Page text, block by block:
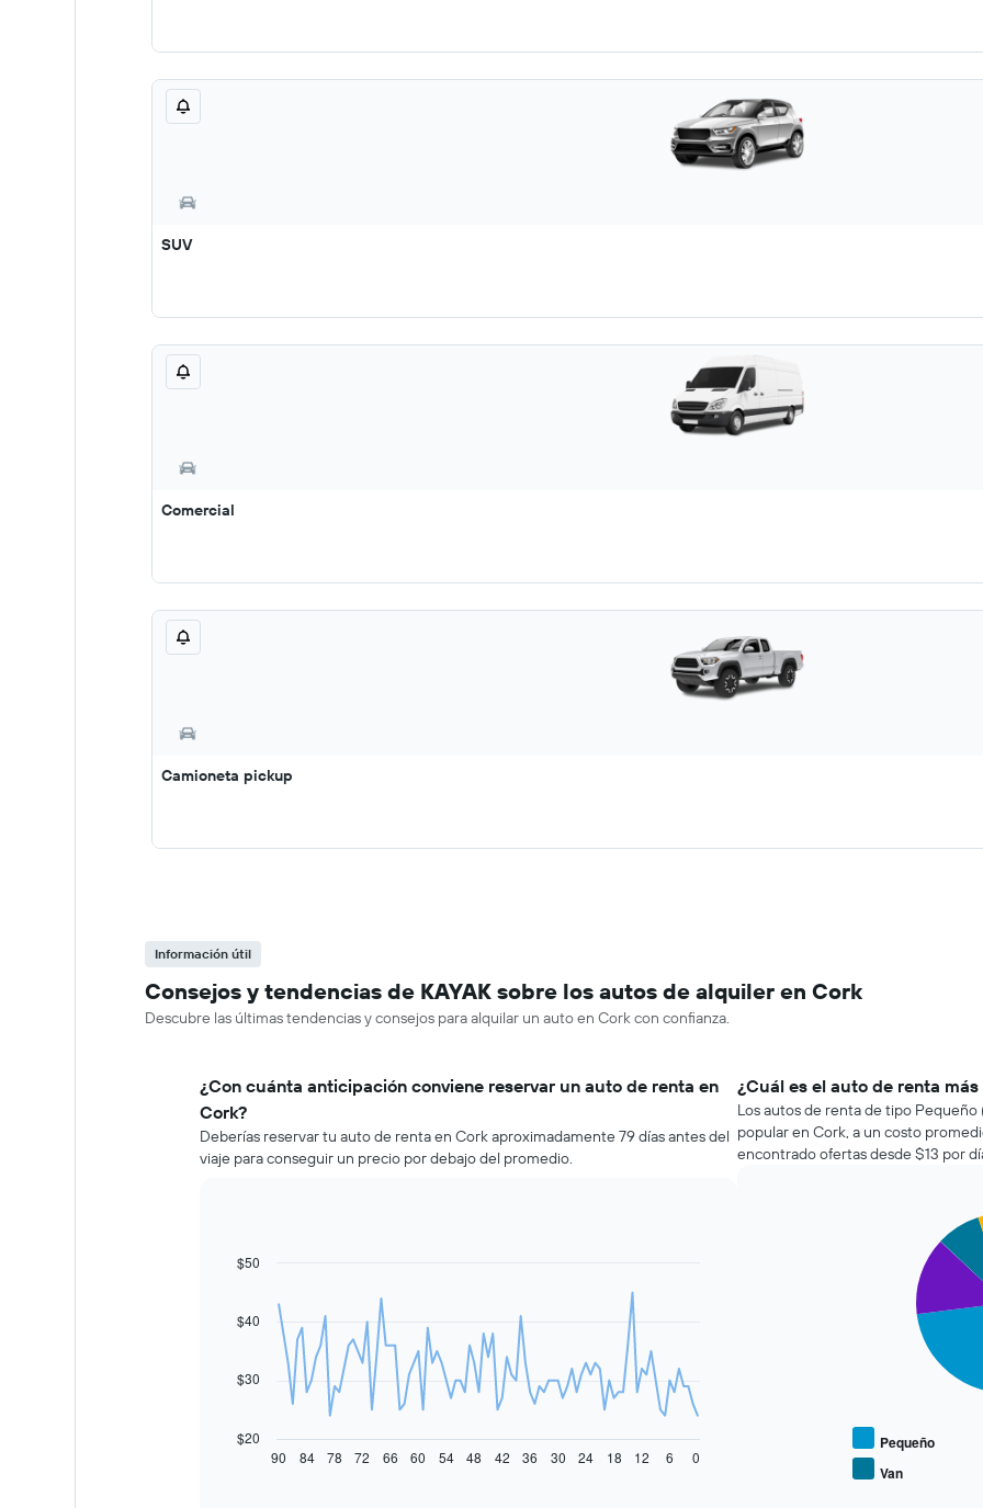
SUV
Comercial
Camioneta pickup
Información útil
Consejos y tendencias de KAYAK sobre los autos de alquiler en Cork
Descubre las últimas tendencias y consejos para alquilar un auto en Cork con confianza.
¿Con cuánta anticipación conviene reservar un auto de renta en
Cork?
Deberías reservar tu auto de renta en Cork aproximadamente 79 días antes del
viaje para conseguir un precio por debajo del promedio.
Line
91
data
El
gráfico
muestra
Chart
$20
$30
$40
$50
90 60 30 0
84 78 72 66 54 48 42 36 24 18 12 6
¿Cuál es el auto de renta
Los autos de renta de tipo Pequeño
popular en Cork, a un costo
encontrado ofertas desde $13 por
Pequeño
Van